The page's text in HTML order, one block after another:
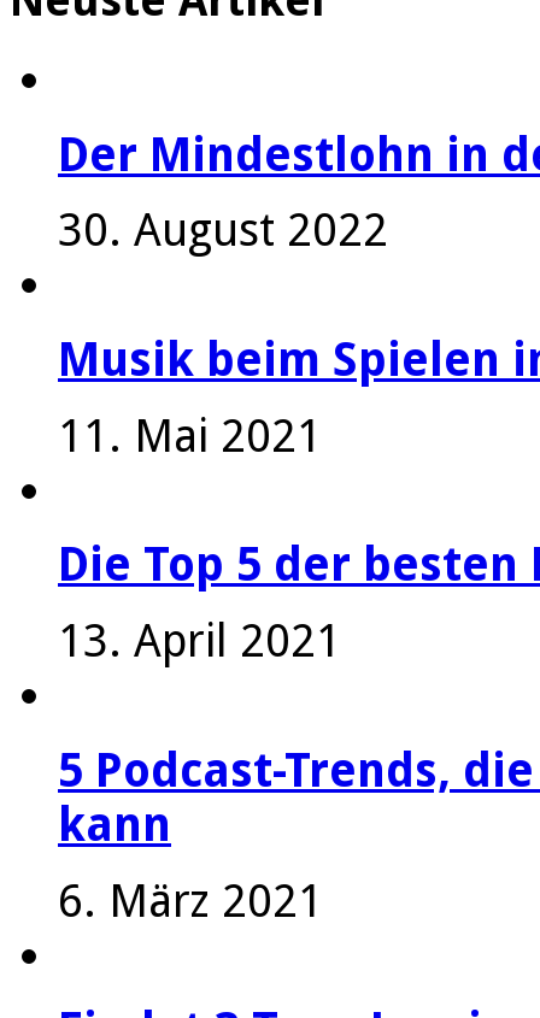
Der Mindestlohn in
30. August 2022
Musik beim Spielen
11. Mai 2021
Die Top 5 der besten
13. April 2021
5 Podcast-Trends,
kann
6. März 2021